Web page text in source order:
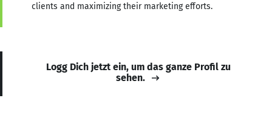
clients and maximizing their marketing efforts.
Logg Dich jetzt ein, um das ganze Profil zu
sehen.